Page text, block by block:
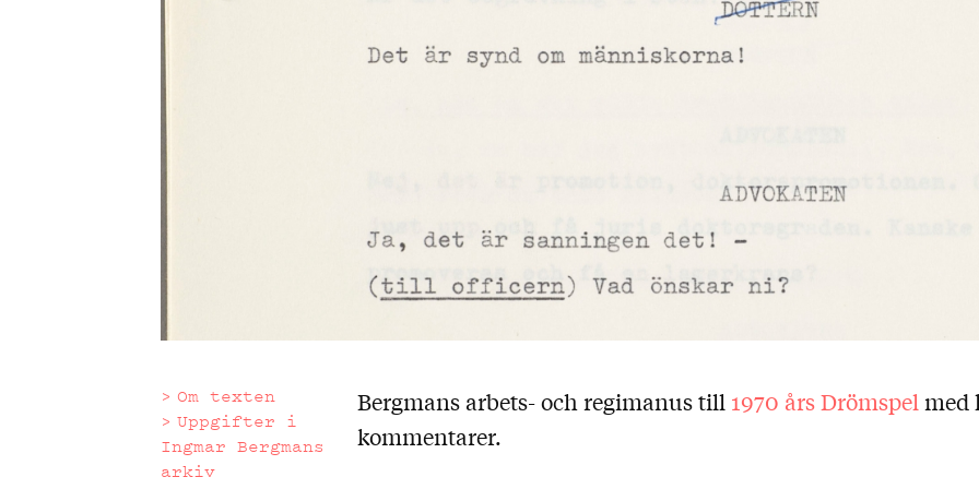
Om texten
Uppgifter i
Ingmar Bergmans
arkiv
Om
Bergmans arbets- och regimanus till 1970 års Drömspel med
kommentarer.